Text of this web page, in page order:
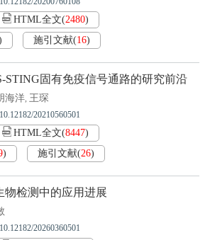
HTML全文(2480)
施引文献(16)
STING固有免疫信号通路的研究前沿
海洋, 王琛
10.12182/20210560501
HTML全文(8447)
) 施引文献(26)
物检测中的应用进展
10.12182/20260360501